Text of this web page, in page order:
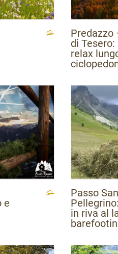
Predazzo
di
relax
e
Passo San
in riva al